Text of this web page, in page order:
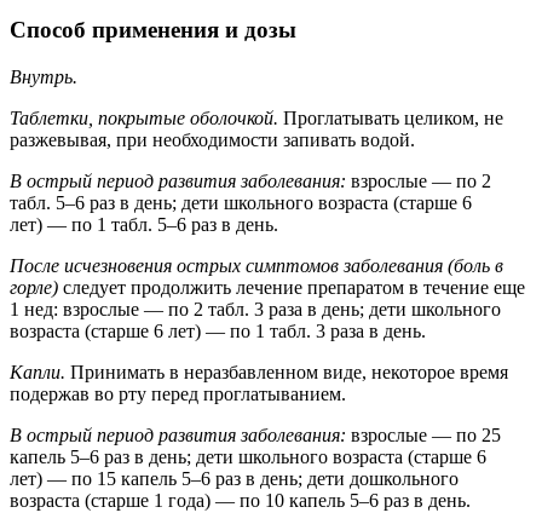
Способ применения и дозы
Внутрь.
Таблетки, покрытые оболочкой. Проглатывать целиком, не
разжевывая, при необходимости запивать водой.
В острый период развития заболевания: взрослые — по 2
табл. 5–6 раз в день; дети школьного возраста (старше 6
лет) — по 1 табл. 5–6 раз в день.
После исчезновения острых симптомов заболевания (боль в
горле) следует продолжить лечение препаратом в течение еще
1 нед: взрослые — по 2 табл. 3 раза в день; дети школьного
возраста (старше 6 лет) — по 1 табл. 3 раза в день.
Капли. Принимать в неразбавленном виде, некоторое время
подержав во рту перед проглатыванием.
В острый период развития заболевания: взрослые — по 25
капель 5–6 раз в день; дети школьного возраста (старше 6
лет) — по 15 капель 5–6 раз в день; дети дошкольного
возраста (старше 1 года) — по 10 капель 5–6 раз в день.